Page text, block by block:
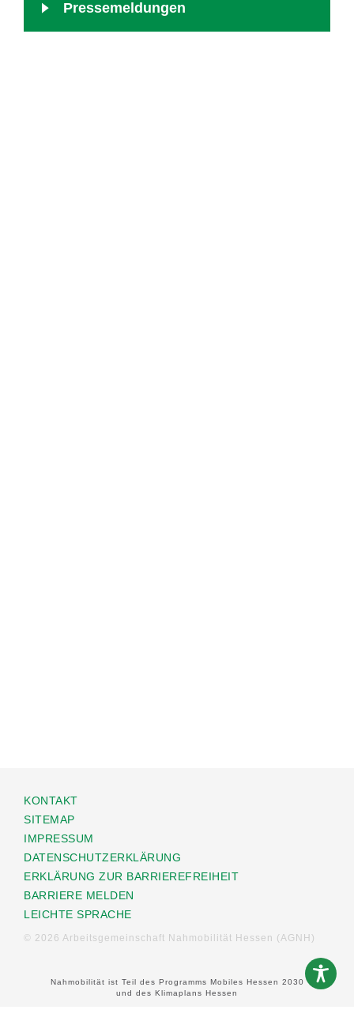
Pressemeldungen
KONTAKT
SITEMAP
IMPRESSUM
DATENSCHUTZERKLÄRUNG
ERKLÄRUNG ZUR BARRIEREFREIHEIT
BARRIERE MELDEN
LEICHTE SPRACHE
© 2026 Arbeitsgemeinschaft Nahmobilität Hessen (AGNH)
Nahmobilität ist Teil des Programms Mobiles Hessen 2030
und des Klimaplans Hessen